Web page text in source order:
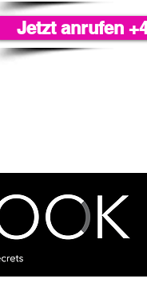
Jetzt anrufen